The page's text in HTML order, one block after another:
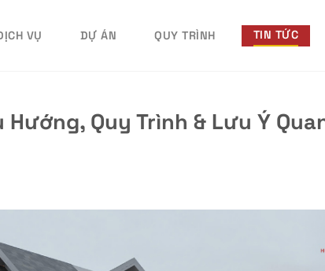
VỤ DỰ ÁN QUY TRÌNH TIN TỨC
Quy Trình & Lưu Ý